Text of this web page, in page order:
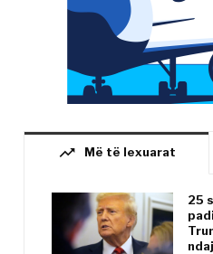
trending_up Më të lexuarat
25